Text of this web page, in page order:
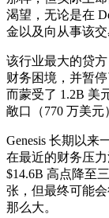
渴望，无论是在
金以及向从事该
该行业最大的贷方
财务困境，并暂
而蒙受了 1.2B 美
敞口（770 万美元
Genesis 长期以来
在最近的财务压
$14.6B 高点降至
张，但最终可能
那么大。